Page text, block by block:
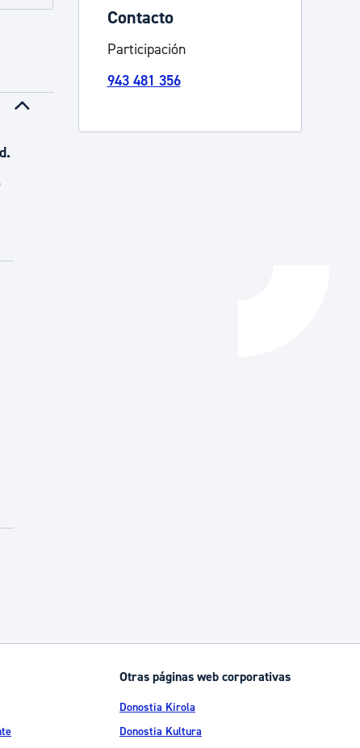
Catálogo de trámites
Contacto
Participación
943 481 356
Otras páginas web corporativas
Donostia Kirola
Donostia Kultura